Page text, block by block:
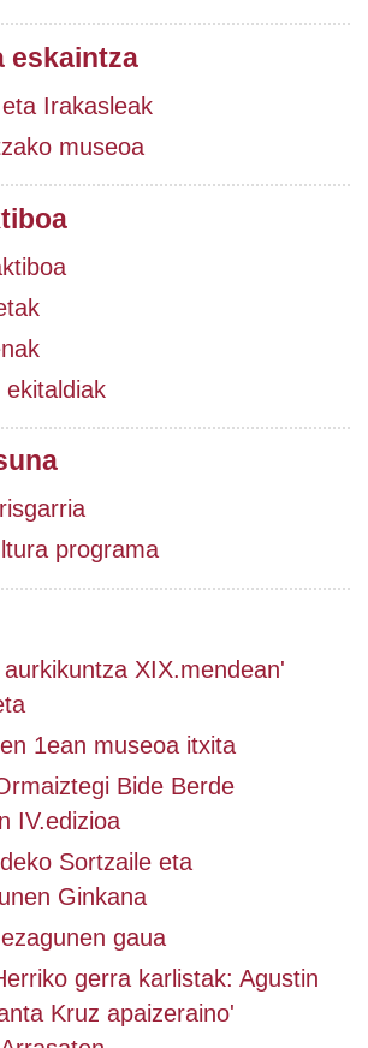
eskaintza
Irakasleak
museoa
ekitaldiak
programa
XIX.mendean'
1ean museoa itxita
Bide Berde
IV.edizioa
Sortzaile eta
Ginkana
gaua
gerra karlistak: Agustin
Kruz apaizeraino'